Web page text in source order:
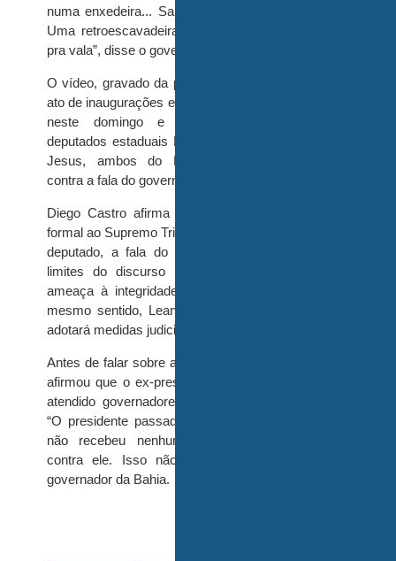
numa enxedeira... Sabe o que é um enxedeira?
Uma retroescavadeira. Bota e leva todo mundo
pra vala”, disse o governador.
O vídeo, gravado da plateia que acompanhava o
ato de inaugurações e entregas, passou a circular
neste domingo e gerou repercussão. Os
deputados estaduais Diego Castro e Leandro de
Jesus, ambos do PL, prometeram medidas
contra a fala do governador.
Diego Castro afirma que encaminhou denúncia
formal ao Supremo Tribunal Federal (STF). Para o
deputado, a fala do governador “ultrapassa os
limites do discurso político e representa uma
ameaça à integridade física de opositores”. No
mesmo sentido, Leandro de Jesus afirmou que
adotará medidas judiciais sobre o caso.
Antes de falar sobre a pandemia, Jeronimo ainda
afirmou que o ex-presidente Bolsonaro não teria
atendido governadores durante o seu mandato.
“O presidente passado, aquele lá, o inominável,
não recebeu nenhum governador que votou
contra ele. Isso não é democracia”, disse o
governador da Bahia.